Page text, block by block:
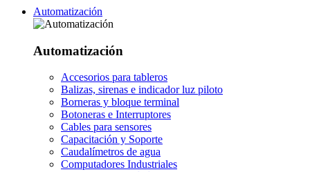
Automatización
Automatización
Accesorios para tableros
Balizas, sirenas e indicador luz piloto
Borneras y bloque terminal
Botoneras e Interruptores
Cables para sensores
Capacitación y Soporte
Caudalímetros de agua
Computadores Industriales